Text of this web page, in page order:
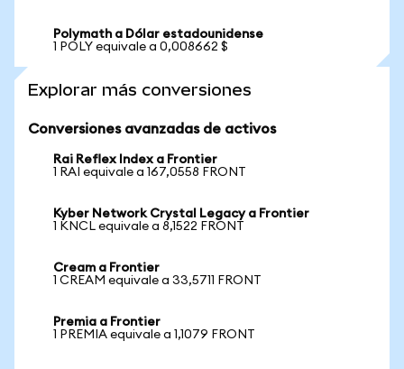
Polymath a Dólar estadounidense
1 POLY equivale a 0,008662 $
Explorar más conversiones
Conversiones avanzadas de activos
Rai Reflex Index a Frontier
1 RAI equivale a 167,0558 FRONT
Kyber Network Crystal Legacy a Frontier
1 KNCL equivale a 8,1522 FRONT
Cream a Frontier
1 CREAM equivale a 33,5711 FRONT
Premia a Frontier
1 PREMIA equivale a 1,1079 FRONT